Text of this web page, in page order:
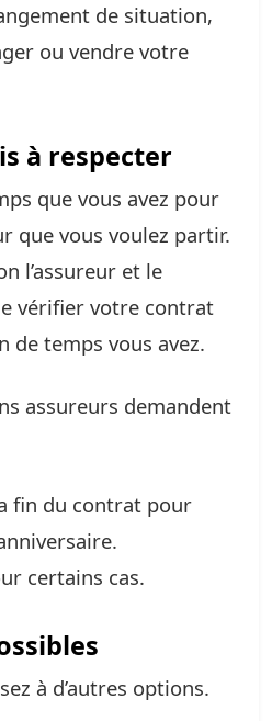
de situation,
ou vendre votre
à respecter
que vous avez pour
que vous voulez partir.
l’assureur et le
vérifier votre contrat
de temps vous avez.
assureurs demandent
fin du contrat pour
certains cas.
à d’autres options.